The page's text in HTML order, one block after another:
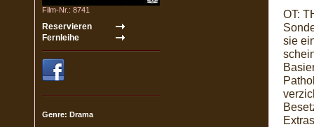
Film-Nr.: 8741
Genre: Drama
OT:
sie